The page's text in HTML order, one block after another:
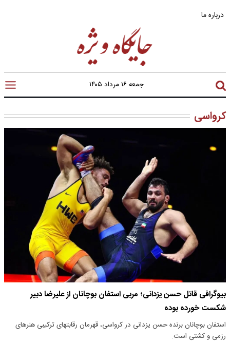
درباره ما
جمعه ۱۶ مرداد ۱۴۰۵
کرواسی
بیوگرافی قاتل حسن یزدانی؛ مربی استفان بوچانان از علیرضا دبیر
شکست خورده بوده
استفان بوچانان برنده حسن یزدانی در کرواسی، قهرمان رقابتهای ترکیبی هنرهای
رزمی و کشتی است.